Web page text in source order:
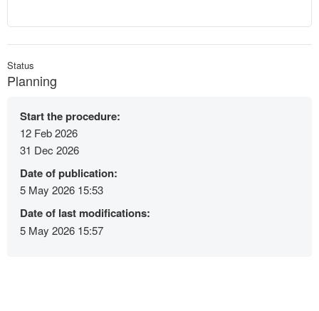
Status
Planning
Start the procedure:
12 Feb 2026
31 Dec 2026
Date of publication:
5 May 2026 15:53
Date of last modifications:
5 May 2026 15:57